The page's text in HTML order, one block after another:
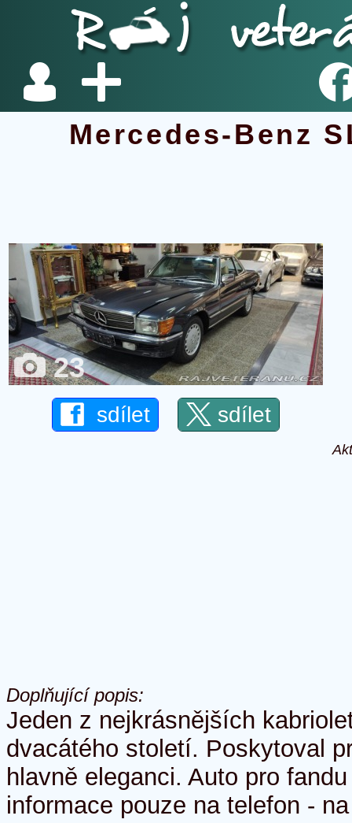
Mercedes-Benz
23
sdílet sdílet
Doplňující popis:
Jeden z nejkrásnějších
dvacátého století. Poskytoval
hlavně eleganci. Auto pro
informace pouze na telefon -